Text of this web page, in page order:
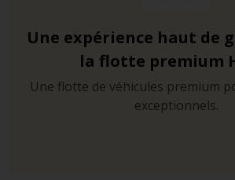
Une expérience haut de
la flotte premium
Une flotte de véhicules premium
exceptionnels.